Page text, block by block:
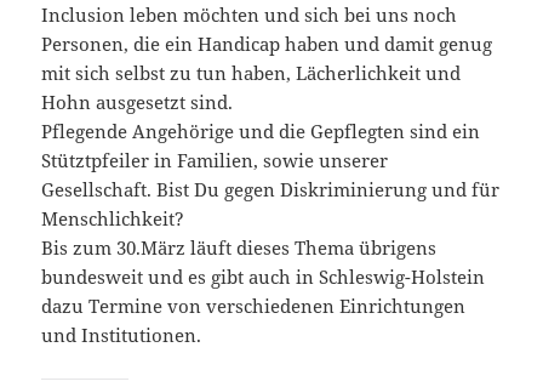
Inclusion leben möchten und sich bei uns noch
Personen, die ein Handicap haben und damit genug
mit sich selbst zu tun haben, Lächerlichkeit und
Hohn ausgesetzt sind.
Pflegende Angehörige und die Gepflegten sind ein
Stütztpfeiler in Familien, sowie unserer
Gesellschaft. Bist Du gegen Diskriminierung und für
Menschlichkeit?
Bis zum 30.März läuft dieses Thema übrigens
bundesweit und es gibt auch in Schleswig-Holstein
dazu Termine von verschiedenen Einrichtungen
und Institutionen.